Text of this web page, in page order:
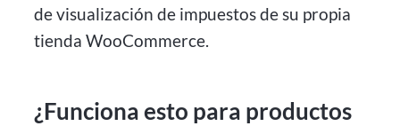
de visualización de impuestos de su propia
tienda WooCommerce.
¿Funciona esto para productos